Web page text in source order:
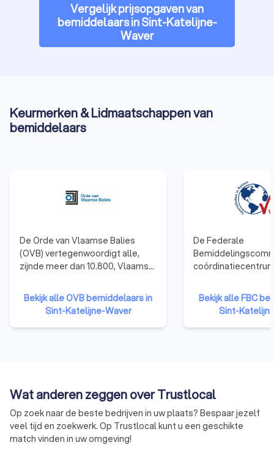
Vergelijk prijsopgaven van
bemiddelaars in Sint-Katelijne-
Waver
Keurmerken & Lidmaatschappen van
bemiddelaars
De Orde van Vlaamse Balies
(OVB) vertegenwoordigt alle,
zijnde meer dan 10.800, Vlaamse
beroepsorganisatie de belangen
van de advocatuur in haar
contacten met de overheden.
Bekijk alle OVB bemiddelaars in
Sint-Katelijne-Waver
De Federale
voor bemiddeling
FBC staat als
erkenning van
Bekijk alle FBC
Sint-
Wat anderen zeggen over Trustlocal
Op zoek naar de beste bedrijven in uw plaats? Bespaar jezelf
veel tijd en zoekwerk. Op Trustlocal kunt u een geschikte
match vinden in uw omgeving!